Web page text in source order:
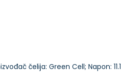
čelija: Green Cell; Napon: